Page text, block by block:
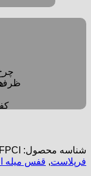
هیچ محصولی در سبد خرید نیست.
ظرف آب
شناسه محصول: FPCI
فرپلاست, قفس میله